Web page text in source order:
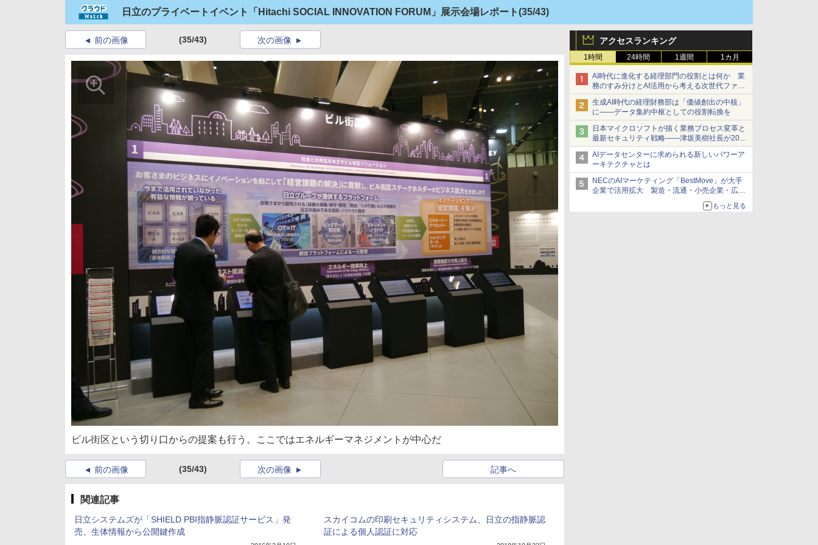
日立のプライベートイベント「Hitachi SOCIAL INNOVATION FORUM」展示会場レポート(35/43)
アクセスランキング
1時間 24時間 1週間 1カ月
AI時代に進化する経理部門の役割とは何か 業
務のすみ分けとAI活用から考える次世代ファイ
ナンス戦略
生成AI時代の経理財務部は「価値創出の中核」
に――データ集約中枢としての役割転換を
日本マイクロソフトが描く業務プロセス変革と
最新セキュリティ戦略――津坂美樹社長が2027
年度戦略を説明
AIデータセンターに求められる新しいパワーア
ーキテクチャとは
NECのAIマーケティング「BestMove」が大手
企業で活用拡大 製造・流通・小売企業・広告
もっと見る
前の画像 (35/43) 次の画像
ビル街区という切り口からの提案も行う。ここではエネルギーマネジメントが中心だ
前の画像 (35/43) 記事へ
次の画像
関連記事
日立システムズが「SHIELD PBI指静脈認証サービス」発
売、生体情報から公開鍵作成
スカイコムの印刷セキュリティシステム、日立の指静脈認
証による個人認証に対応